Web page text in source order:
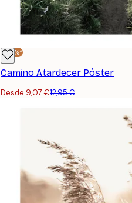
-30%*
Camino Atardecer Póster
Desde 9,07 €12,95 €